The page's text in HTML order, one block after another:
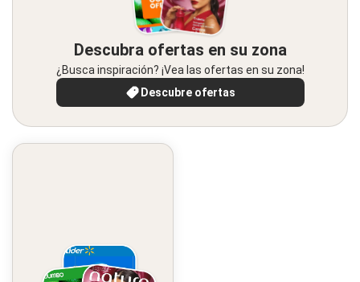
Descubra ofertas en su zona
¿Busca inspiración? ¡Vea las ofertas en su zona!
Descubre ofertas